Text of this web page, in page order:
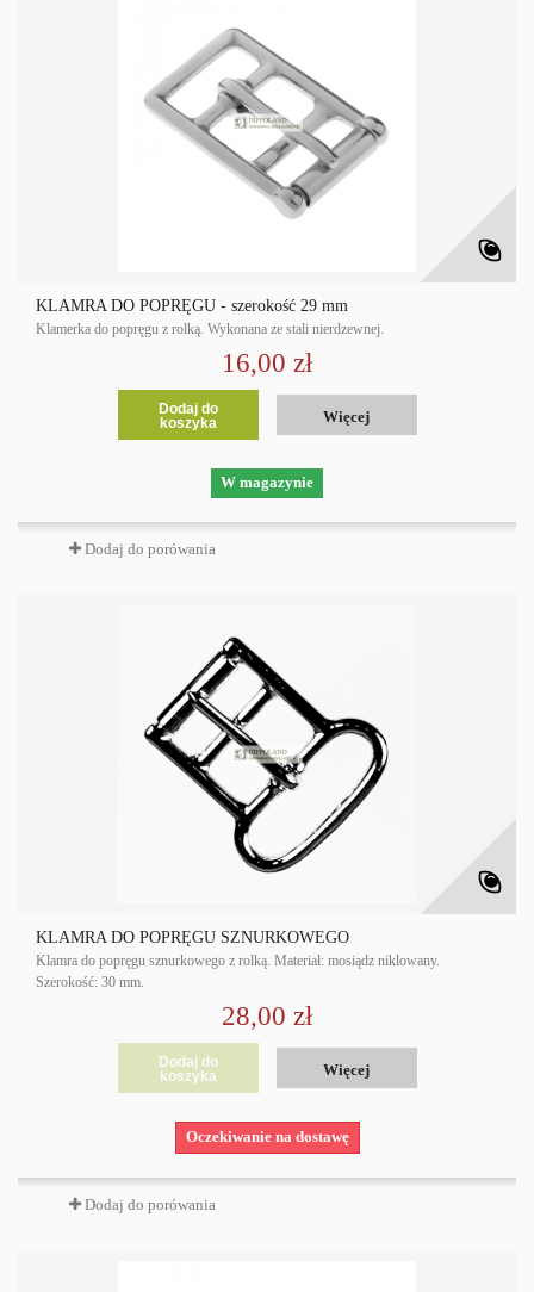
KLAMRA DO POPRĘGU - szerokość 29 mm
Klamerka do popręgu z rolką. Wykonana ze stali nierdzewnej.
16,00 zł
Dodaj do
koszyka
Więcej
W magazynie
Dodaj do porówania
KLAMRA DO POPRĘGU SZNURKOWEGO
Klamra do popręgu sznurkowego z rolką. Materiał: mosiądz niklowany.
Szerokość: 30 mm.
28,00 zł
Dodaj do
koszyka
Więcej
Oczekiwanie na dostawę
Dodaj do porówania